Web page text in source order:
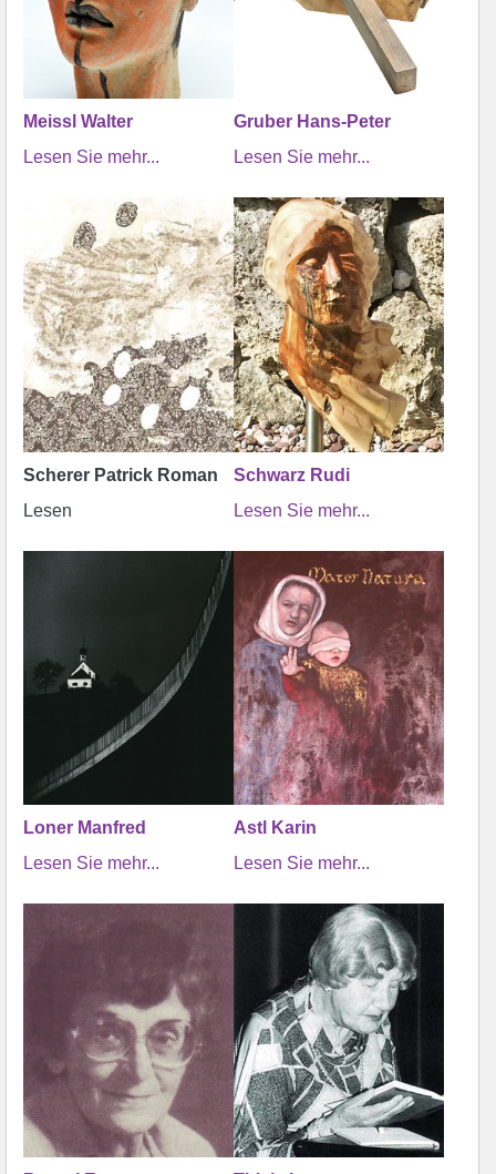
Meissl Walter
Lesen Sie mehr...
Gruber Hans-Peter
Lesen Sie mehr...
Scherer Patrick Roman
Lesen
Schwarz Rudi
Lesen Sie mehr...
Loner Manfred
Lesen Sie mehr...
Astl Karin
Lesen Sie mehr...